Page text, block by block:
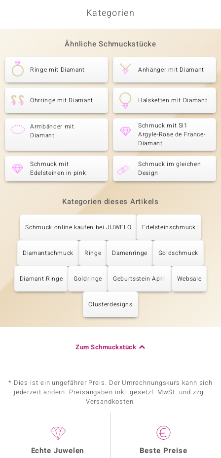
Kategorien
Ähnliche Schmuckstücke
Ringe mit Diamant Anhänger mit Diamant
Ohrringe mit Diamant Halsketten mit Diamant
Armbänder mit
Diamant
Schmuck mit SI1
Argyle-Rose de France-
Diamant
Schmuck mit
Edelsteinen in pink
Schmuck im gleichen
Design
Kategorien dieses Artikels
Schmuck online kaufen bei JUWELO Edelsteinschmuck
Diamantschmuck Ringe Damenringe Goldschmuck
Diamant Ringe Goldringe Geburtsstein April Websale
Clusterdesigns
Zum Schmuckstück
* Dies ist ein ungefährer Preis. Der Umrechnungskurs kann sich
jederzeit ändern. Preisangaben inkl. gesetzl. MwSt. und zzgl.
Versandkosten.
Echte Juwelen Beste Preise